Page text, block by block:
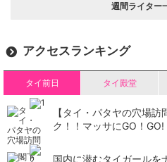
週間ライター
アクセスランキング
タイ前日 タイ殿堂
【タイ・パタヤの穴場
ク！！マッサにGO！GO!
国内に潜むタイガールを